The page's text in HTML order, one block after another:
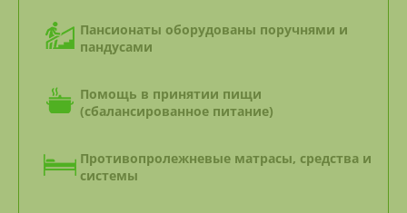
Пансионаты оборудованы поручнями и
пандусами
Помощь в принятии пищи
(сбалансированное питание)
Противопролежневые матрасы, средства и
системы